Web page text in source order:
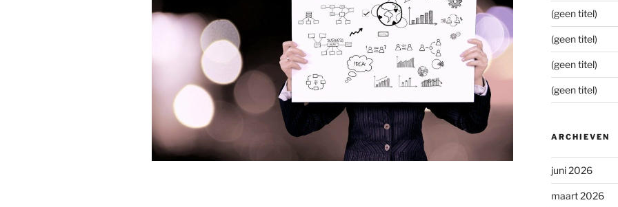
(geen titel)
(geen titel)
(geen titel)
(geen titel)
ARCHIEVEN
juni 2026
maart 2026